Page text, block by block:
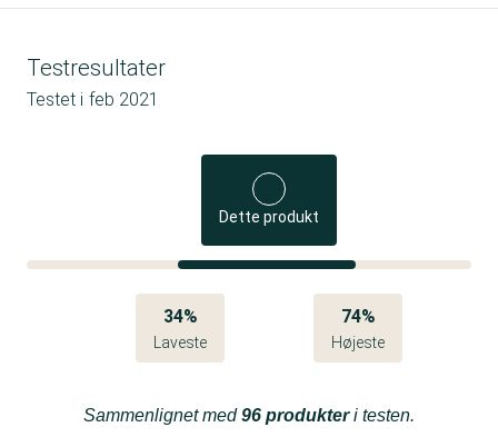
Testresultater
Testet i feb 2021
Dette produkt
34%
Laveste
74%
Højeste
Sammenlignet med96 produkteri testen.